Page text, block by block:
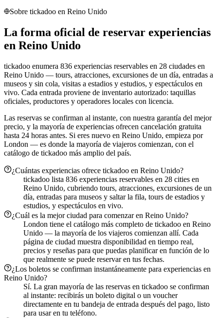
Sobre tickadoo en Reino Unido
La forma oficial de reservar experiencias
en Reino Unido
tickadoo enumera 836 experiencias reservables en 28 ciudades en
Reino Unido — tours, atracciones, excursiones de un día, entradas a
museos y sin cola, visitas a estadios y estudios, y espectáculos en
vivo. Cada entrada proviene de inventario autorizado: taquillas
oficiales, productores y operadores locales con licencia.
Las reservas se confirman al instante, con nuestra garantía del mejor
precio, y la mayoría de experiencias ofrecen cancelación gratuita
hasta 24 horas antes. Si eres nuevo en Reino Unido, empieza por
London — es donde la mayoría de viajeros comienzan, con el
catálogo de tickadoo más amplio del país.
¿Cuántas experiencias ofrece tickadoo en Reino Unido?
tickadoo lista 836 experiencias reservables en 28 cities en
Reino Unido, cubriendo tours, atracciones, excursiones de un
día, entradas para museos y saltar la fila, tours de estadios y
estudios, y espectáculos en vivo.
¿Cuál es la mejor ciudad para comenzar en Reino Unido?
London tiene el catálogo más completo de tickadoo en Reino
Unido — la mayoría de los viajeros comienzan allí. Cada
página de ciudad muestra disponibilidad en tiempo real,
precios y reseñas para que puedas planificar en función de lo
que realmente se puede reservar en tus fechas.
¿Los boletos se confirman instantáneamente para experiencias en
Reino Unido?
Sí. La gran mayoría de las reservas en tickadoo se confirman
al instante: recibirás un boleto digital o un voucher
directamente en tu bandeja de entrada después del pago, listo
para usar en tu teléfono.